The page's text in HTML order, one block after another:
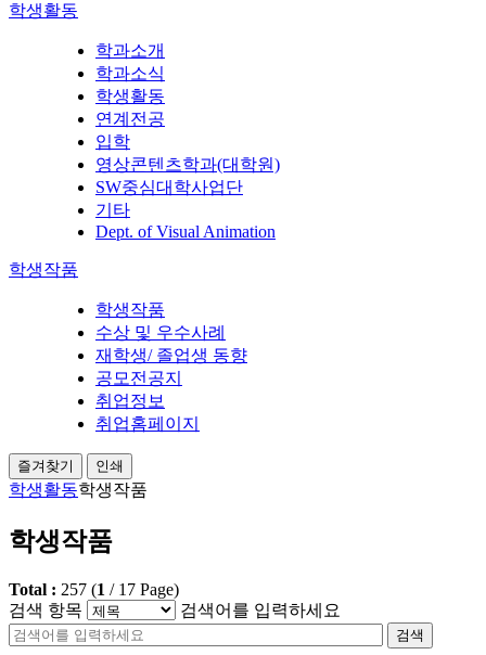
학생활동
학과소개
학과소식
학생활동
연계전공
입학
영상콘텐츠학과(대학원)
SW중심대학사업단
기타
Dept. of Visual Animation
학생작품
학생작품
수상 및 우수사례
재학생/ 졸업생 동향
공모전공지
취업정보
취업홈페이지
즐겨찾기 인쇄
학생활동학생작품
학생작품
Total : 257 (1 / 17 Page)
검색 항목
검색어를 입력하세요
검색